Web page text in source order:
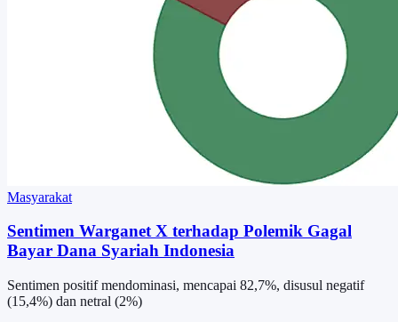
Masyarakat
Sentimen Warganet X terhadap Polemik Gagal
Bayar Dana Syariah Indonesia
Sentimen positif mendominasi, mencapai 82,7%, disusul negatif
(15,4%) dan netral (2%)